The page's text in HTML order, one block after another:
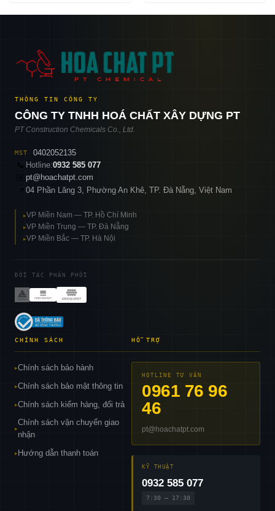
THÔNG TIN CÔNG TY
CÔNG TY TNHH HOÁ CHẤT XÂY DỰNG PT
PT Construction Chemicals Co., Ltd.
MST
0402052135
📞 Hotline:0932 585 077
pt@hoachatpt.com
04 Phần Lăng 3, Phường An Khê, TP. Đà Nẵng, Việt Nam
▸VP Miền Nam — TP. Hồ Chí Minh
▸VP Miền Trung — TP. Đà Nẵng
▸VP Miền Bắc — TP. Hà Nội
ĐỐI TÁC PHÂN PHỐI
CHÍNH SÁCH
▸Chính sách bảo hành
▸Chính sách bảo mật thông tin
▸Chính sách kiểm hàng, đổi trả
▸
Chính sách vận chuyển giao
nhận
▸ Hướng dẫn thanh toán
HỖ TRỢ
HOTLINE TƯ VẤN
0961 76 96
46
pt@hoachatpt.com
KỸ THUẬT
0932 585 077
7:30 – 17:30